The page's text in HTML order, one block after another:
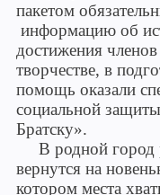
пакетом
информацию об
достижения
творчестве, в
помощь оказали
социальной
Братску».
В родной город
вернутся на
котором места